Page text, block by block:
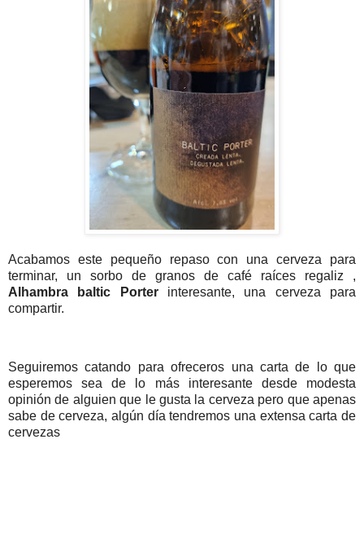
Acabamos este pequeño repaso con una cerveza para
terminar, un sorbo de granos de café raíces regaliz ,
Alhambra baltic Porterinteresante, una cerveza para
compartir.
Seguiremos catando para ofreceros una carta de lo que
esperemos sea de lo más interesante desde modesta
opinión de alguien que le gusta la cerveza pero que apenas
sabe de cerveza, algún día tendremos una extensa carta de
cervezas